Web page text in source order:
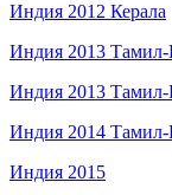
Индия 2012 Керала
Индия 2013
Индия 2013 Тамил-
Индия 2014 Тамил-
Индия 2015